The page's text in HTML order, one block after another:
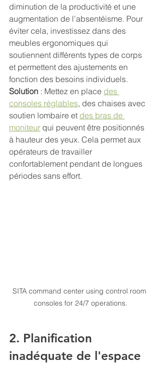
diminution de la productivité et une
augmentation de l'absentéisme. Pour
éviter cela, investissez dans des
meubles ergonomiques qui
soutiennent différents types de corps
et permettent des ajustements en
fonction des besoins individuels.
Solution : Mettez en place des
consoles réglables, des chaises avec
soutien lombaire et des bras de
moniteur qui peuvent être positionnés
à hauteur des yeux. Cela permet aux
opérateurs de travailler
confortablement pendant de longues
périodes sans effort.
SITA command center using control room
consoles for 24/7 operations.
2. Planification
inadéquate de l'espace